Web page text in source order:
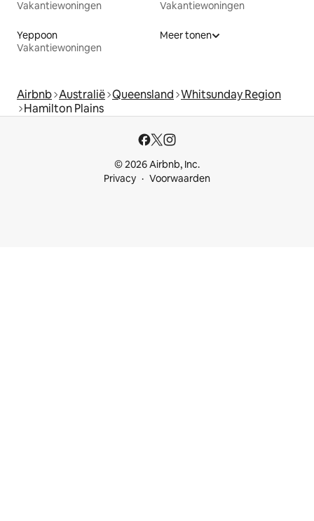
Vakantiewoningen Vakantiewoningen
Yeppoon
Vakantiewoningen
Meer tonen
Airbnb Australië Queensland Whitsunday Region
Hamilton Plains
© 2026 Airbnb, Inc.
Privacy
Voorwaarden